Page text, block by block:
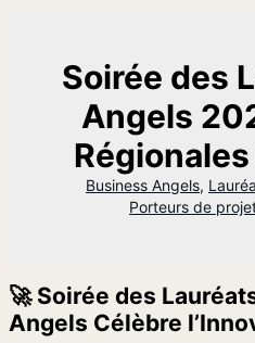
Soirée des
Angels
Business Angels,
Porteurs de
🚀 Soirée des
Angels Célèbre